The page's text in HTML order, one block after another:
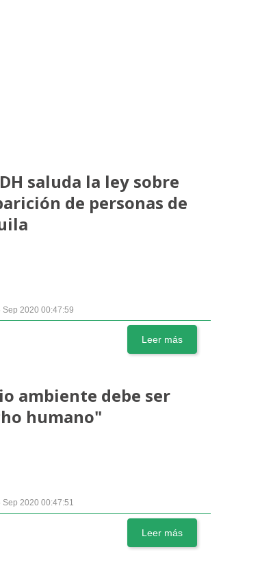
saluda la ley sobre
de personas de
Sep 2020 00:47:59
Leer más
ambiente debe ser
humano"
Sep 2020 00:47:51
Leer más